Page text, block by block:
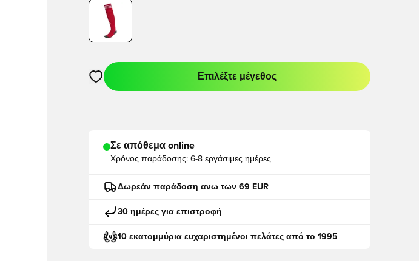
Ανοίγει ένα Modal για να συνδεθείτε ή να εγγραφείτε ως μέλος
Επιλέξτε μέγεθος
Σε απόθεμα online
Χρόνος παράδοσης: 6-8 εργάσιμες ημέρες
Δωρεάν παράδοση ανω των 69 EUR
30 ημέρες για επιστροφή
10 εκατομμύρια ευχαριστημένοι πελάτες από το 1995